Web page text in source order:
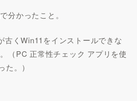
分かったこと。
古くWin11をインストールできな
（PC 正常性チェック アプリを使
。）